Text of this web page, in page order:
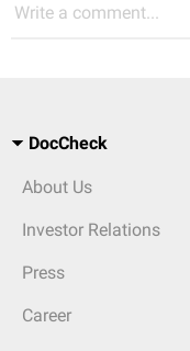
Write a comment...
DocCheck
About Us
Investor Relations
Press
Career